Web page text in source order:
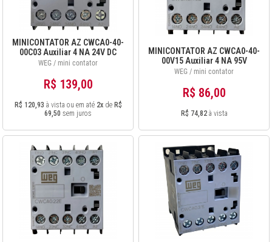
MINICONTATOR AZ CWCA0-40-
00C03 Auxiliar 4 NA 24V DC
12486872
WEG / mini contator
R$ 139,00
R$ 120,93 à vista ou em até 2xde R$
69,50 sem juros
MINICONTATOR AZ CWCA0-40-
00V15 Auxiliar 4 NA 95V
50Hz/110V 60Hz 12486840
WEG / mini contator
R$ 86,00
R$ 74,82à vista